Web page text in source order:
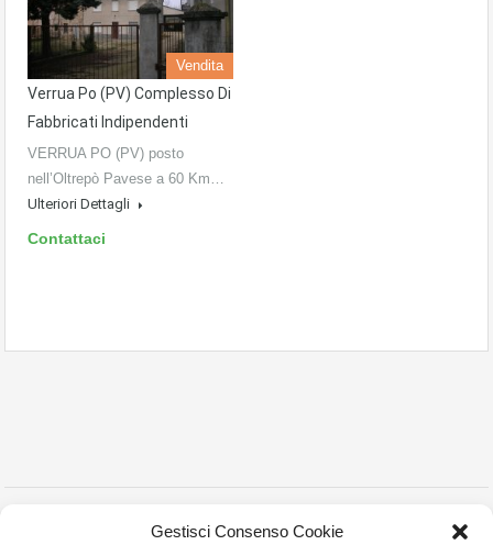
Gestisci Consenso Cookie
Vendita
Verrua Po (PV) Complesso Di
Fabbricati Indipendenti
VERRUA PO (PV) posto
nell’Oltrepò Pavese a 60 Km…
Ulteriori Dettagli
Contattaci
Copyright © 2023 Montanelli Agenzia Immobiliare